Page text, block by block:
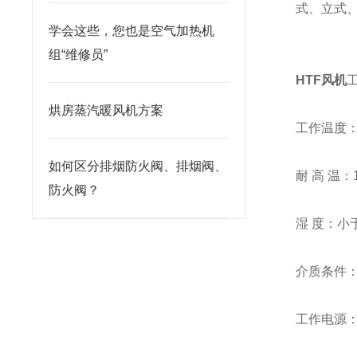
学会这些，您也是空气加热机
组“维修员”
烘房蒸汽暖风机方案
如何区分排烟防火阀、排烟阀、
防火阀？
式、立式
HTF风机
工作温度
耐 高 温
湿 度：小
介质条件
工作电源